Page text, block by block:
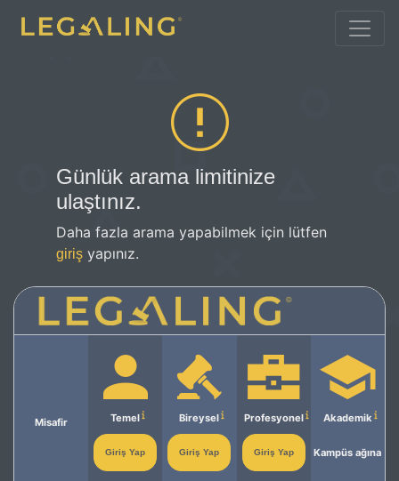
Günlük arama limitinize
ulaştınız.
Daha fazla arama yapabilmek için lütfen
giriş yapınız.
Misafir Temel
Giriş Yap
Bireysel
Giriş Yap
Profesyonel
Giriş Yap
Akademik
Kampüs ağına